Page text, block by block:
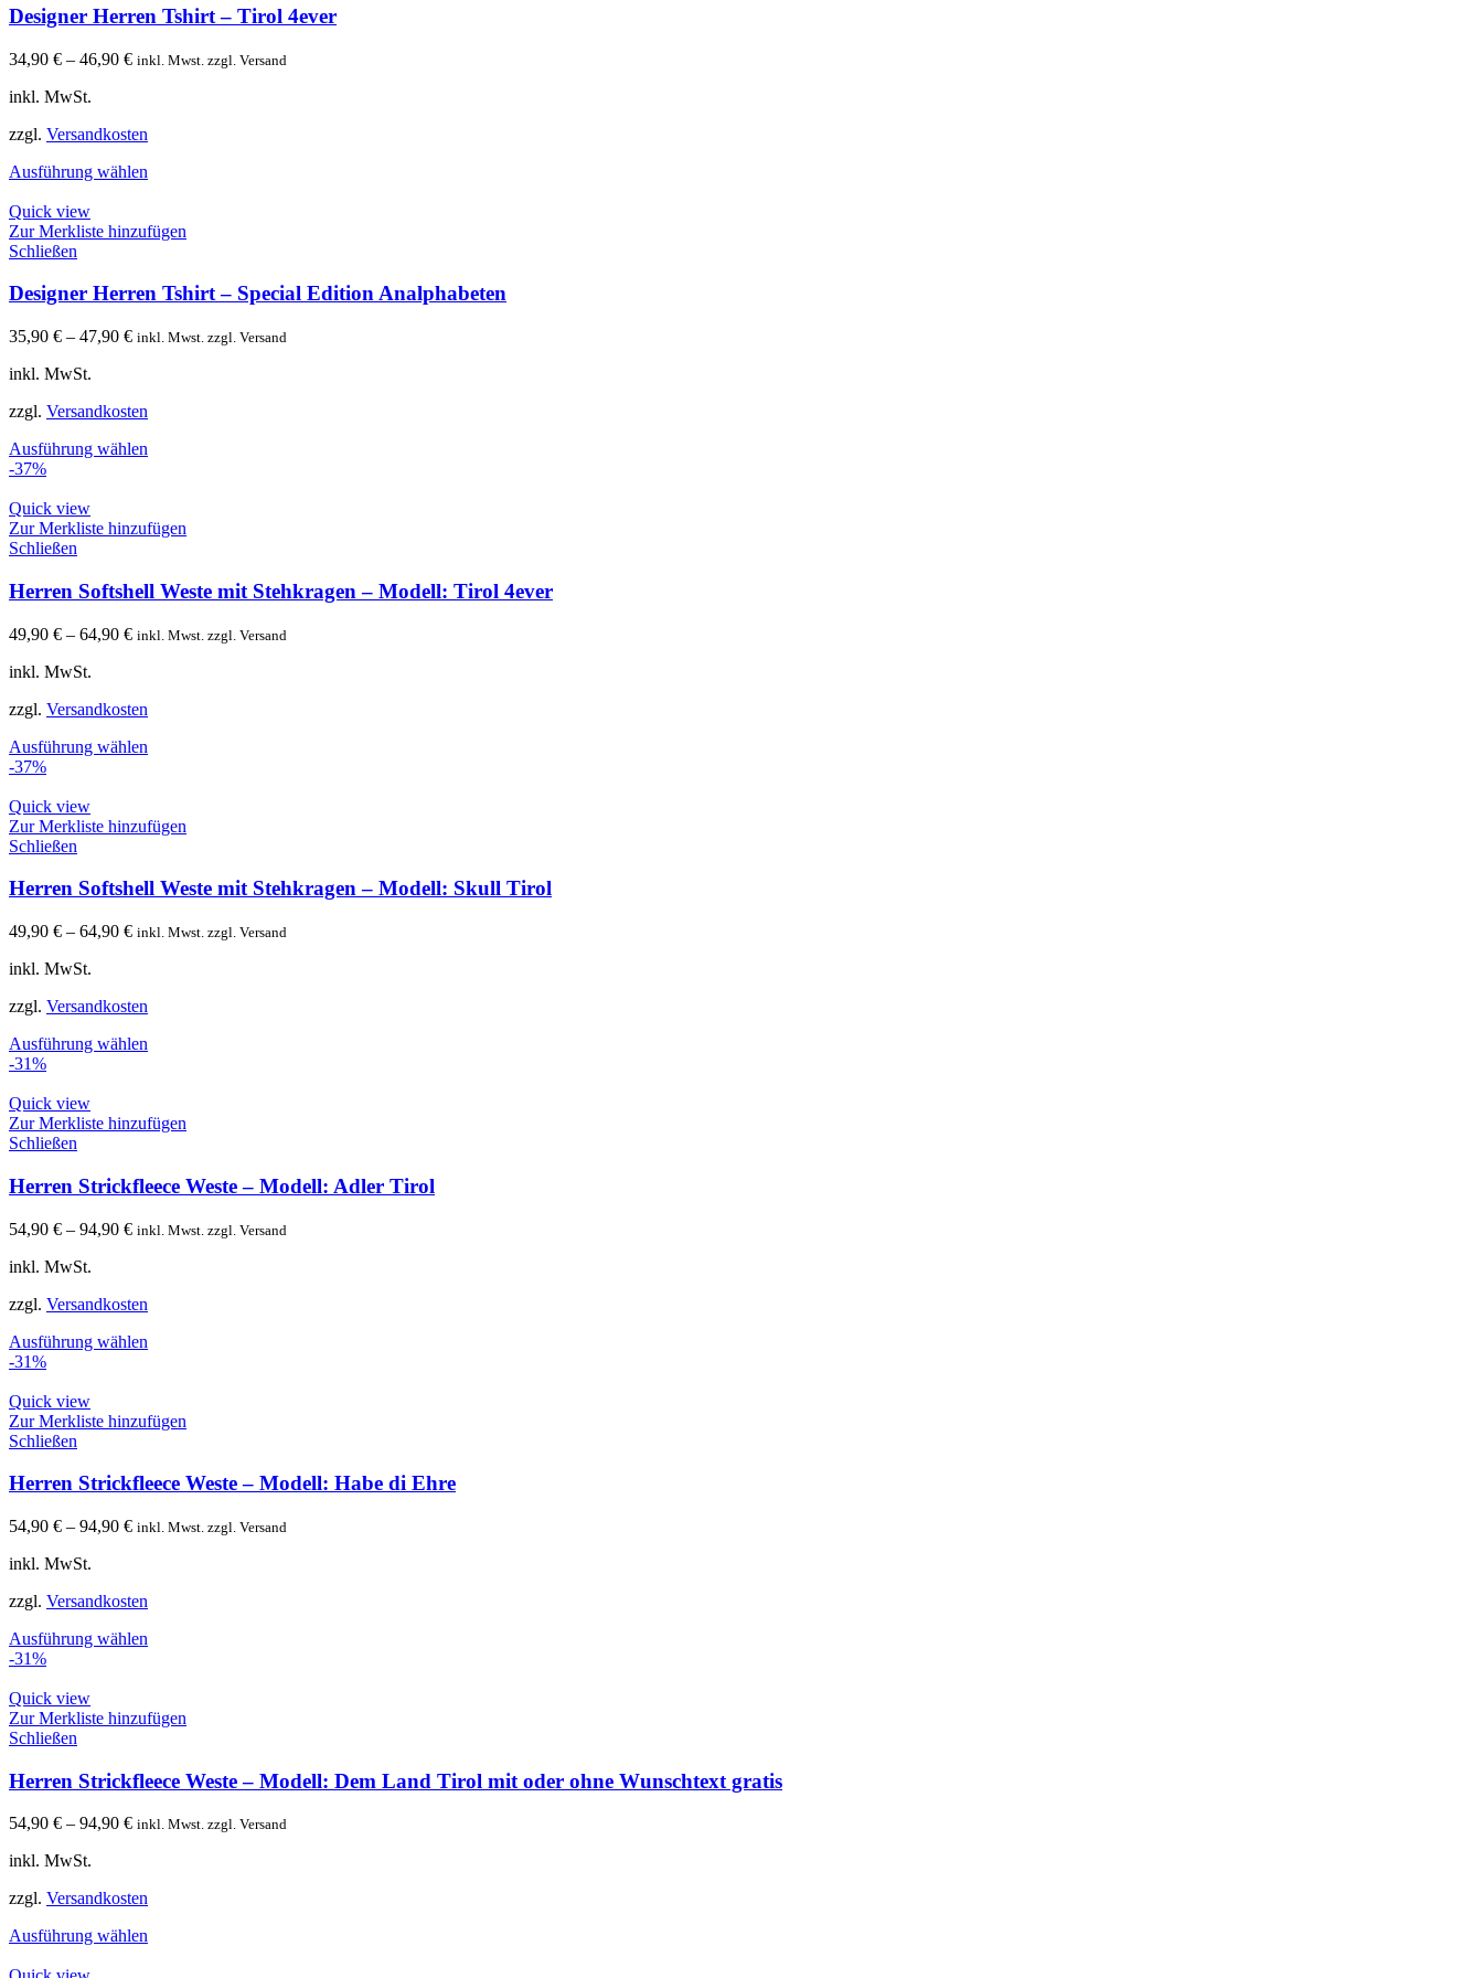
Designer Herren Tshirt – Tirol 4ever
34,90 € – 46,90 € inkl. Mwst. zzgl. Versand
inkl. MwSt.
zzgl. Versandkosten
Ausführung wählen
Quick view
Zur Merkliste hinzufügen
Schließen
Designer Herren Tshirt – Special Edition Analphabeten
35,90 € – 47,90 € inkl. Mwst. zzgl. Versand
inkl. MwSt.
zzgl. Versandkosten
Ausführung wählen
-37%
Quick view
Zur Merkliste hinzufügen
Schließen
Herren Softshell Weste mit Stehkragen – Modell: Tirol 4ever
49,90 € – 64,90 € inkl. Mwst. zzgl. Versand
inkl. MwSt.
zzgl. Versandkosten
Ausführung wählen
-37%
Quick view
Zur Merkliste hinzufügen
Schließen
Herren Softshell Weste mit Stehkragen – Modell: Skull Tirol
49,90 € – 64,90 € inkl. Mwst. zzgl. Versand
inkl. MwSt.
zzgl. Versandkosten
Ausführung wählen
-31%
Quick view
Zur Merkliste hinzufügen
Schließen
Herren Strickfleece Weste – Modell: Adler Tirol
54,90 € – 94,90 € inkl. Mwst. zzgl. Versand
inkl. MwSt.
zzgl. Versandkosten
Ausführung wählen
-31%
Quick view
Zur Merkliste hinzufügen
Schließen
Herren Strickfleece Weste – Modell: Habe di Ehre
54,90 € – 94,90 € inkl. Mwst. zzgl. Versand
inkl. MwSt.
zzgl. Versandkosten
Ausführung wählen
-31%
Quick view
Zur Merkliste hinzufügen
Schließen
Herren Strickfleece Weste – Modell: Dem Land Tirol mit oder ohne Wunschtext gratis
54,90 € – 94,90 € inkl. Mwst. zzgl. Versand
inkl. MwSt.
zzgl. Versandkosten
Ausführung wählen